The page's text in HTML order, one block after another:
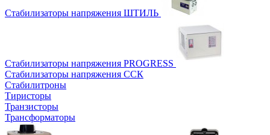
Стабилизаторы напряжения ШТИЛЬ
Стабилизаторы напряжения PROGRESS
Стабилизаторы напряжения ССК
Стабилитроны
Тиристоры
Транзисторы
Трансформаторы